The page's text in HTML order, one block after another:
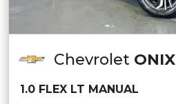
Chevrolet ONIX
1.0 FLEX LT MANUAL